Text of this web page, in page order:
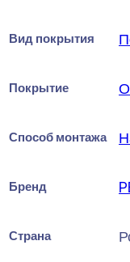
Вид покрытия
Покрытие
Способ монтажа
Бренд
Страна